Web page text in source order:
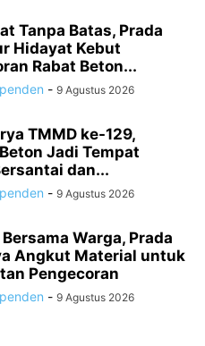
Tanpa Batas, Prada
Hidayat Kebut
Rabat Beton...
- 9 Agustus 2026
TMMD ke-129,
Jadi Tempat
dan...
- 9 Agustus 2026
Warga, Prada
Angkut Material untuk
Pengecoran
- 9 Agustus 2026